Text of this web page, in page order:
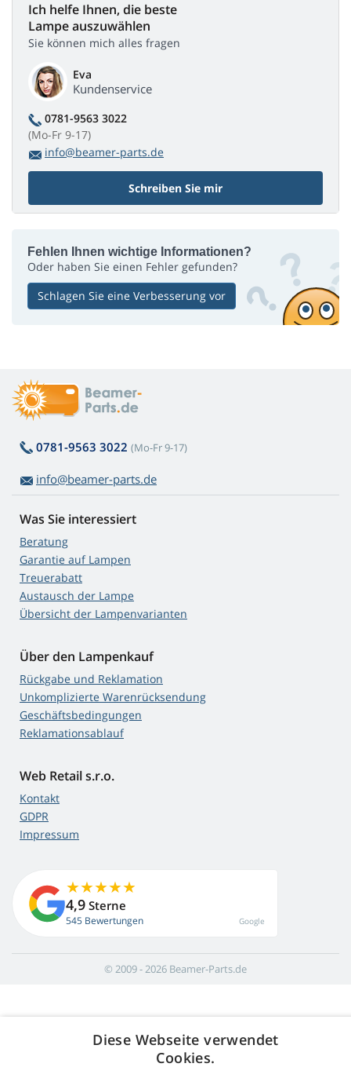
Ich helfe Ihnen, die beste
Lampe auszuwählen
Sie können mich alles fragen
Eva
Kundenservice
0781-9563 3022
(Mo-Fr 9-17)
info@beamer-parts.de
Schreiben Sie mir
Fehlen Ihnen wichtige Informationen?
Oder haben Sie einen Fehler gefunden?
Schlagen Sie eine Verbesserung vor
0781-9563 3022 (Mo-Fr 9-17)
info@beamer-parts.de
Was Sie interessiert
Beratung
Garantie auf Lampen
Treuerabatt
Austausch der Lampe
Übersicht der Lampenvarianten
Über den Lampenkauf
Rückgabe und Reklamation
Unkomplizierte Warenrücksendung
Geschäftsbedingungen
Reklamationsablauf
Web Retail s.r.o.
Kontakt
GDPR
Impressum
4,9 Sterne
545 Bewertungen Google
© 2009 - 2026 Beamer-Parts.de
Diese Webseite verwendet
Cookies.